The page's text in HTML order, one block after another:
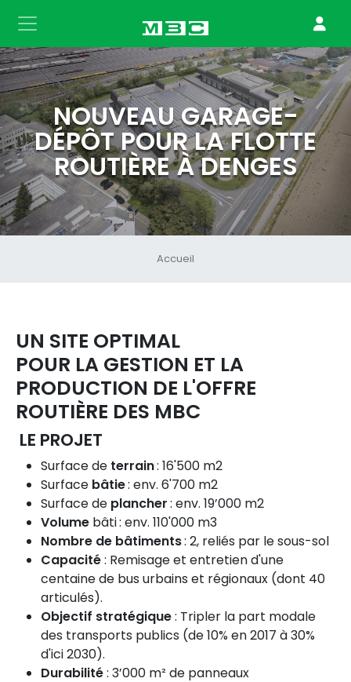
NOUVEAU GARAGE-
DÉPÔT POUR LA FLOTTE
ROUTIÈRE À DENGES
Accueil
UN SITE OPTIMAL
POUR LA GESTION ET LA
PRODUCTION DE L'OFFRE
ROUTIÈRE DES MBC
LE PROJET
Surface de terrain: 16'500 m2
Surface bâtie: env. 6'700 m2
Surface de plancher: env. 19’000 m2
Volume bâti : env. 110'000 m3
Nombre de bâtiments: 2, reliés par le sous-sol
Capacité: Remisage et entretien d'une
centaine de bus urbains et régionaux (dont 40
articulés).
Objectif stratégique: Tripler la part modale
des transports publics (de 10% en 2017 à 30%
d'ici 2030).
Durabilité: 3’000 m² de panneaux